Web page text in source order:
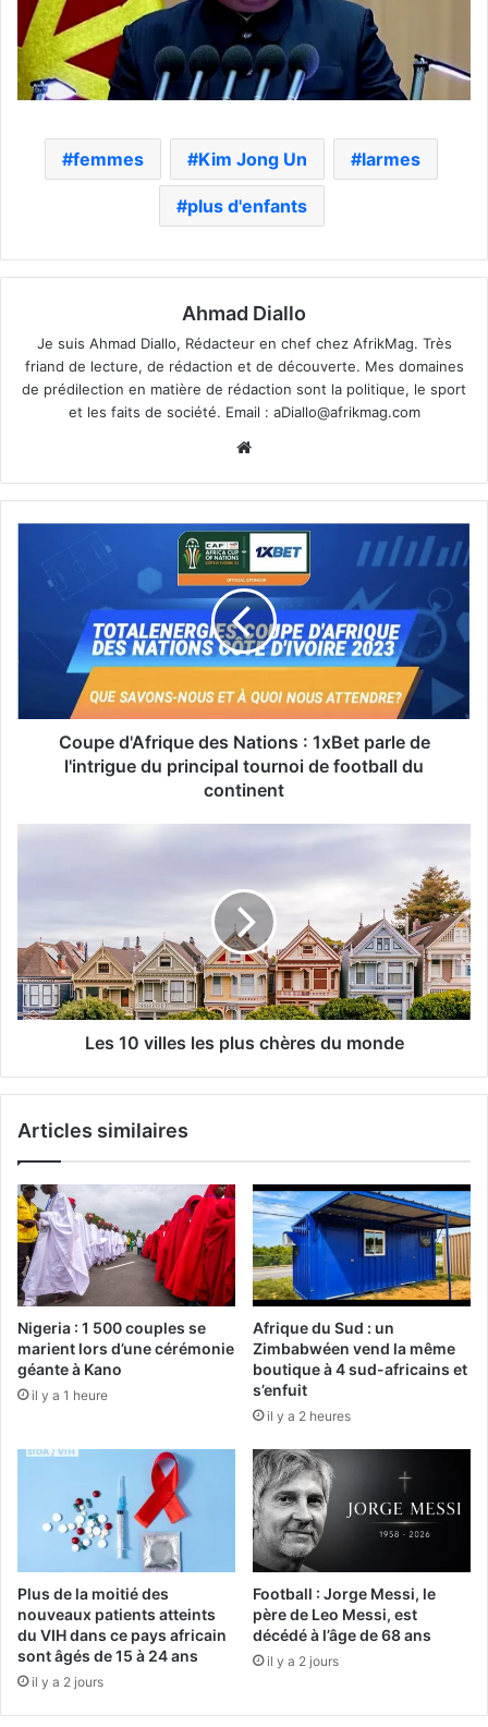
femmes Kim Jong Un larmes
plus d'enfants
Ahmad Diallo
Je suis Ahmad Diallo, Rédacteur en chef chez AfrikMag. Très
friand de lecture, de rédaction et de découverte. Mes domaines
de prédilection en matière de rédaction sont la politique, le sport
et les faits de société. Email : aDiallo@afrikmag.com
Coupe d'Afrique des Nations : 1xBet parle de
l'intrigue du principal tournoi de football du
continent
Les 10 villes les plus chères du monde
Articles similaires
Nigeria : 1 500 couples se
marient lors d’une cérémonie
géante à Kano
il y a 1 heure
Afrique du Sud : un
Zimbabwéen vend la même
boutique à 4 sud-africains et
s’enfuit
il y a 2 heures
Plus de la moitié des
nouveaux patients atteints
du VIH dans ce pays africain
sont âgés de 15 à 24 ans
il y a 2 jours
Football : Jorge Messi, le
père de Leo Messi, est
décédé à l’âge de 68 ans
il y a 2 jours